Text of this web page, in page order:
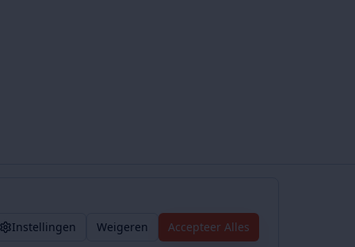
Instellingen Weigeren Accepteer Alles